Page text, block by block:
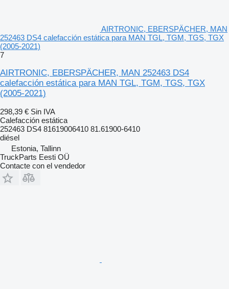
AIRTRONIC, EBERSPÄCHER, MAN
252463 DS4 calefacción estática para MAN TGL, TGM, TGS, TGX
(2005-2021)
7
AIRTRONIC, EBERSPÄCHER, MAN 252463 DS4
calefacción estática para MAN TGL, TGM, TGS, TGX
(2005-2021)
298,39 € Sin IVA
Calefacción estática
252463 DS4 81619006410 81.61900-6410
diésel
Estonia, Tallinn
TruckParts Eesti OÜ
Contacte con el vendedor